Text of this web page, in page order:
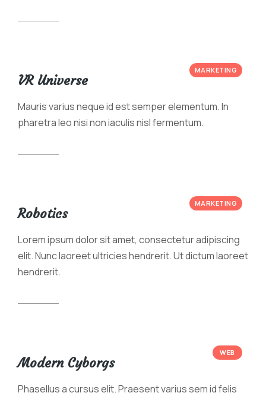
MARKETING
VR Universe
Mauris varius neque id est semper elementum. In
pharetra leo nisi non iaculis nisl fermentum.
MARKETING
Robotics
Lorem ipsum dolor sit amet, consectetur adipiscing
elit. Nunc laoreet ultricies hendrerit. Ut dictum laoreet
hendrerit.
WEB
Modern Cyborgs
Phasellus a cursus elit. Praesent varius sem id felis